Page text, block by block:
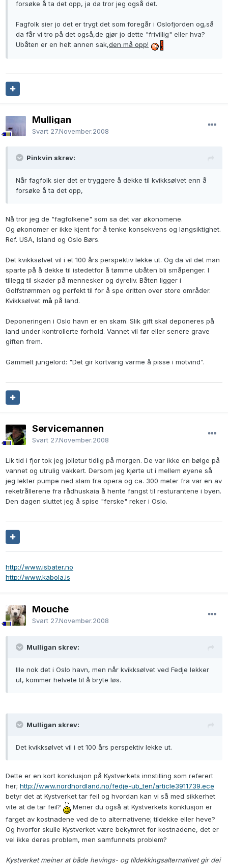
forsøke å ta det opp, ja da tror jeg også det.
Fagfolk sier jo det er trygt det som foregår i Oslofjorden og,så
da får vi tro på det også,de gjør jo dette "frivillig" eller hva?
Ubåten er en helt annen sak,den må opp!
Mulligan
Svart 27.November.2008
Pinkvin skrev:
Når fagfolk sier det er tryggere å dekke til kvikksølvet enn å
forsøke å ta det opp,
Nå tror jeg de "fagfolkene" som sa det var økonomene.
Og økonomer er ikke kjent for å tenke konsekvens og langsiktighet.
Ref. USA, Island og Oslo Børs.
Det kvikksølvet vil i et 100 års perspektiv lekke ut. Og da vil det man
sparte på å dekke til istedetfor å tømme ubåten bli småpenger. I
tillegg til skader på mennesker og dyreliv. Båten ligger i
Golfstrømmen og perfekt til for å spe dritten over store områder.
Kvikksølvet må på land.
Deponeringen i Oslo havn er en skam. Slik gift skal deponeres på
land under kontrollerte forhold. Vannet vil før eller senere grave
giften frem.
Gammelt jungelord: "Det gir kortvarig varme å pisse i motvind".
Servicemannen
Svart 27.November.2008
Lik tid i fjor tok jeg jolletur tidlig på morgen. De var ikke en bølge på
vannet og utrulig vakkert. Dersom jeg kjørte ut i mellem øyene så
jeg lekter pumpe ned slam fra opera og ca. 300 meter fra var en av
reketrållerene fra rådhuskaia å hente fangst til resturantene i byen.
Den dagen sluttet jeg å spise "ferske" reker i Oslo.
http://www.isbater.no
http://www.kabola.is
Mouche
Svart 27.November.2008
Mulligan skrev:
Ille nok det i Oslo havn, men når kvikksølvet ved Fedje lekker
ut, kommer helvete til å bryte løs.
Mulligan skrev:
Det kvikksølvet vil i et 100 års perspektiv lekke ut.
Dette er en kort konklusjon på Kystverkets innstilling som referert
her; http://www.nordhordland.no/fedje-ub_ten/article3911739.ece
betyr det at Kystverket tar feil og hvordan kan vi så med sikkerhet
vite at de tar feil?
Mener du også at Kystverkets konklusjon er
farget av kostnadene ved de to alternativene; tildekke eller heve?
Og hvorfor skulle Kystverket være bekymret for kostnadene, det er
vel ikke deres problem, men samfunnets problem?
Kystverket meiner at både hevings- og tildekkingsalternativet gir dei